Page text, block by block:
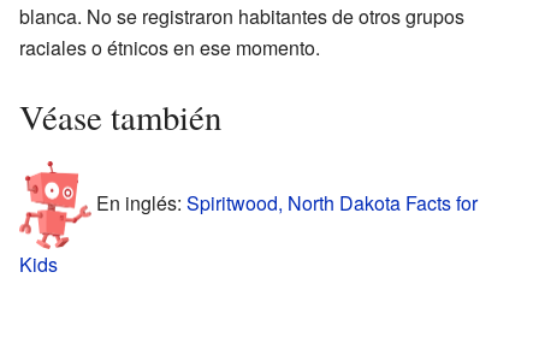
blanca. No se registraron habitantes de otros grupos
raciales o étnicos en ese momento.
Véase también
En inglés: Spiritwood, North Dakota Facts for
Kids